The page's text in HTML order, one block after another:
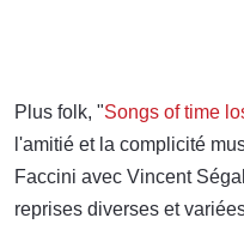
Plus folk, "Songs of time
l'amitié et la complicité
Faccini avec Vincent
reprises diverses et